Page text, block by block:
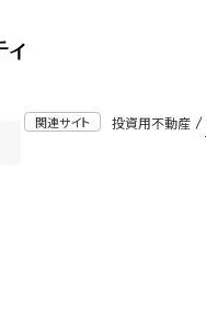
関連サイト 投資用不動産